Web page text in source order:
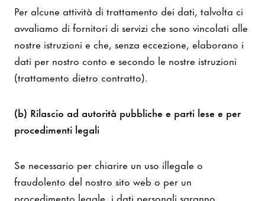
Per alcune attività di trattamento dei dati, talvolta ci
avvaliamo di fornitori di servizi che sono vincolati alle
nostre istruzioni e che, senza eccezione, elaborano i
dati per nostro conto e secondo le nostre istruzioni
(trattamento dietro contratto).
(b) Rilascio ad autorità pubbliche e parti lese e per
procedimenti legali
Se necessario per chiarire un uso illegale o
fraudolento del nostro sito web o per un
procedimento legale, i dati personali saranno